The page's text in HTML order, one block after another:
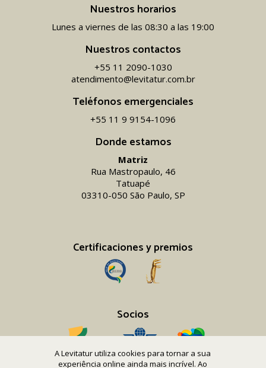
A Levitatur utiliza cookies para tornar a sua
experiência online ainda mais incrível. Ao
Donde estamos
Matriz
Rua Mastropaulo, 46
Tatuapé
03310-050 São Paulo, SP
Certificaciones y premios
Socios
Nuestros horarios
Lunes a viernes de las 08:30 a las 19:00
Nuestros contactos
+55 11 2090-1030
atendimento@levitatur.com.br
Teléfonos emergenciales
+55 11 9 9154-1096‬